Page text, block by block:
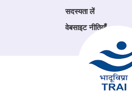
सदस्यता लें
वेबसाइट नीतियाँ